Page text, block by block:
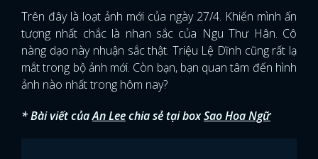
Trên đây là loạt ảnh mới của ngày 27/4. Khiến mình ấn
tượng nhất chắc là nhan sắc của Ngu Thư Hân. Cô
nàng dạo này nhuận sắc thật. Triệu Lệ Dĩnh cũng rất lạ
mắt trong bộ ảnh mới. Còn bạn, bạn quan tâm đến hình
ảnh nào nhất trong hôm nay?
* Bài viết củaAn Leechia sẻ tại boxSao Hoa Ngữ